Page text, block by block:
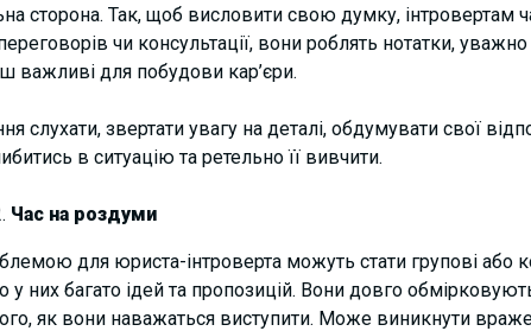
сторона. Так, щоб висловити свою думку, інтровертам
чи консультації, вони роблять нотатки,
важливі для побудови кар’єри.
слухати, звертати увагу на деталі, обдумувати свої
в ситуацію та ретельно її вивчити.
Час на роздуми
для юриста-інтроверта можуть стати групові або
у них багато ідей та пропозицій. Вони довго
як вони наважаться виступити. Може виникнути